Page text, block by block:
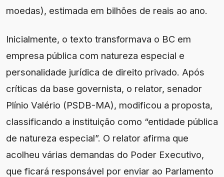
moedas), estimada em bilhões de reais ao ano.
Inicialmente, o texto transformava o BC em
empresa pública com natureza especial e
personalidade jurídica de direito privado. Após
críticas da base governista, o relator, senador
Plínio Valério (PSDB-MA), modificou a proposta,
classificando a instituição como “entidade pública
de natureza especial”. O relator afirma que
acolheu várias demandas do Poder Executivo,
que ficará responsável por enviar ao Parlamento